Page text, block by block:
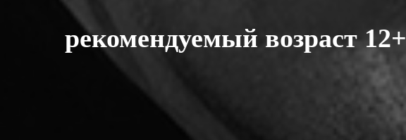
рекомендуемый возраст 12+